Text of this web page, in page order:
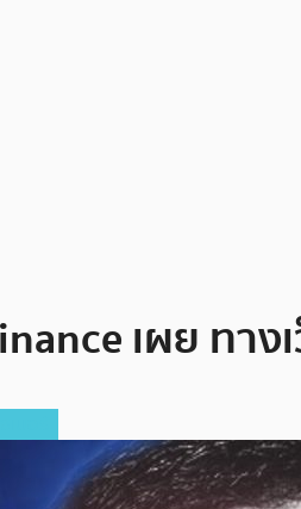
เผย ทาง